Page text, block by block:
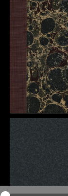
Na
podobne